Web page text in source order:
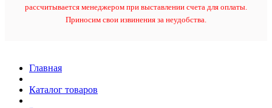
рассчитывается менеджером при выставлении счета для оплаты.
Приносим свои извинения за неудобства.
Главная
Каталог товаров